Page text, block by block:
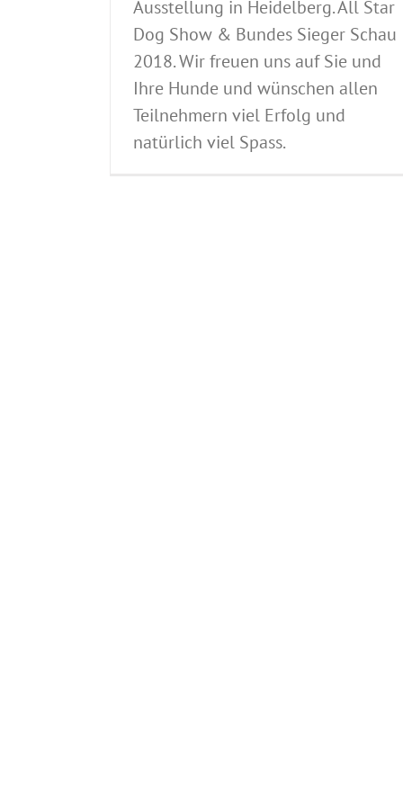
Ausstellung in Heidelberg. All Star
Dog Show & Bundes Sieger Schau
2018. Wir freuen uns auf Sie und
Ihre Hunde und wünschen allen
Teilnehmern viel Erfolg und
natürlich viel Spass.